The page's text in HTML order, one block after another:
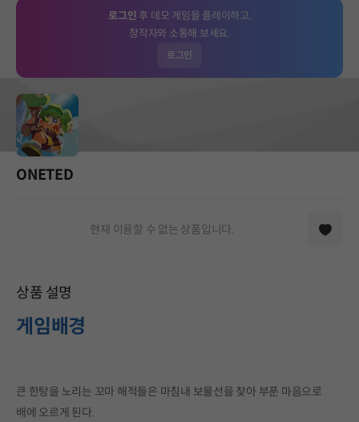
로그인 후 데모 게임을 플레이하고,
창작자와 소통해 보세요.
로그인
ONETED
현재 이용할 수 없는 상품입니다.
상품 설명
게임배경
큰 한탕을 노리는 꼬마 해적들은 마침내 보물선을 찾아 부푼 마음으로
배에 오르게 된다.